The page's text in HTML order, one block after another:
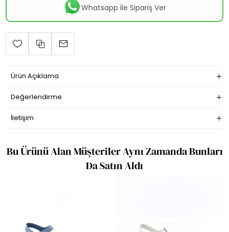
Whatsapp ile Sipariş Ver
Ürün Açıklama
Değerlendirme
İletişim
Bu Ürünü Alan Müşteriler Aynı Zamanda Bunları
Da Satın Aldı